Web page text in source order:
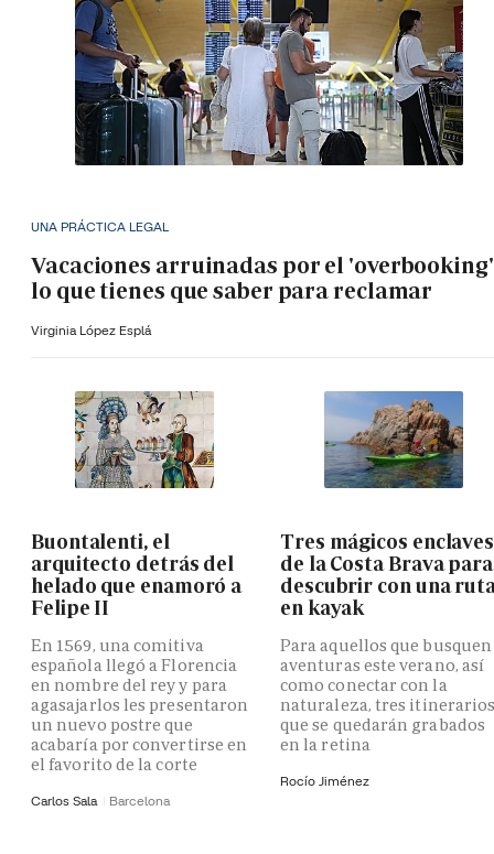
UNA PRÁCTICA LEGAL
Vacaciones arruinadas por el
lo que tienes que saber para reclamar
Virginia López Esplá
Buontalenti, el
arquitecto detrás del
helado que enamoró a
Felipe II
En 1569, una comitiva
española llegó a Florencia
en nombre del rey y para
agasajarlos les presentaron
un nuevo postre que
acabaría por convertirse en
el favorito de la corte
Carlos Sala Barcelona
Tres mágicos enclaves
de la Costa Brava para
descubrir con una
en kayak
Para aquellos que busquen
aventuras este verano, así
como conectar con la
naturaleza, tres
que se quedarán grabados
en la retina
Rocío Jiménez